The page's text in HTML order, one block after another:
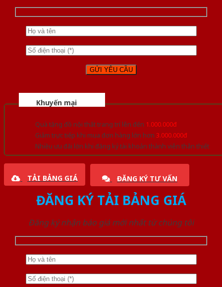
Khuyến mại
Quà tặng đồ nội thất trang trí lên đến 1.000.000đ
Giảm trực tiếp khi mua đơn hàng lớn hơn 3.000.000đ
Nhiều ưu đãi lớn khi đăng ký tài khoản thành viên thân thiết
TẢI BẢNG GIÁ ĐĂNG KÝ TƯ VẤN
ĐĂNG KÝ TẢI BẢNG GIÁ
Đăng ký nhận báo giá mới nhất từ chúng tôi